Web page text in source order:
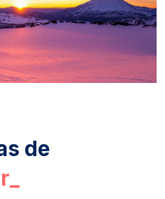
de